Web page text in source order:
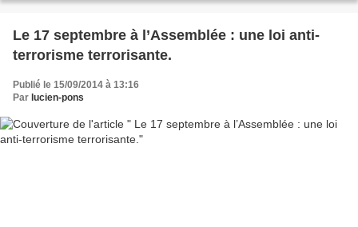
Le 17 septembre à l’Assemblée : une loi anti-
terrorisme terrorisante.
Publié le 15/09/2014 à 13:16
Par lucien-pons